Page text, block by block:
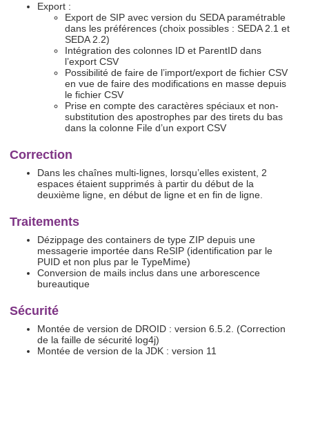
Export :
Export de SIP avec version du SEDA paramétrable
dans les préférences (choix possibles : SEDA 2.1 et
SEDA 2.2)
Intégration des colonnes ID et ParentID dans
l’export CSV
Possibilité de faire de l’import/export de fichier CSV
en vue de faire des modifications en masse depuis
le fichier CSV
Prise en compte des caractères spéciaux et non-
substitution des apostrophes par des tirets du bas
dans la colonne File d’un export CSV
Correction
Dans les chaînes multi-lignes, lorsqu’elles existent, 2
espaces étaient supprimés à partir du début de la
deuxième ligne, en début de ligne et en fin de ligne.
Traitements
Dézippage des containers de type ZIP depuis une
messagerie importée dans ReSIP (identification par le
PUID et non plus par le TypeMime)
Conversion de mails inclus dans une arborescence
bureautique
Sécurité
Montée de version de DROID : version 6.5.2. (Correction
de la faille de sécurité log4j)
Montée de version de la JDK : version 11